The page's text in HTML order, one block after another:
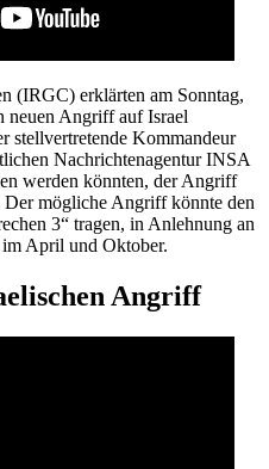
(IRGC) erklärten am Sonntag,
neuen Angriff auf Israel
stellvertretende Kommandeur
Nachrichtenagentur INSA
werden könnten, der Angriff
mögliche Angriff könnte den
3“ tragen, in Anlehnung an
April und Oktober.
Angriff